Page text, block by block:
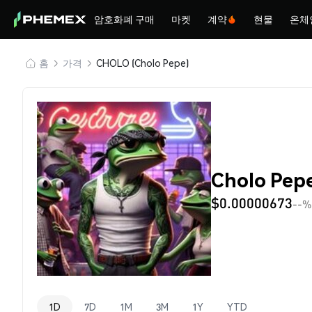
암호화폐 구매 마켓 계약 현물 온체
홈 가격 CHOLO (Cholo Pepe)
Cholo
$0.00000673--%
1D 7D 1M 3M 1Y YTD